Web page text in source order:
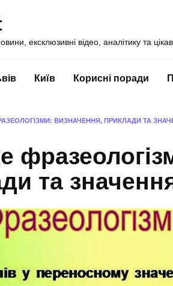
ексклюзивні відео, аналітику та
Київ Корисні поради
ВИЗНАЧЕННЯ, ПРИКЛАДИ ТА
та